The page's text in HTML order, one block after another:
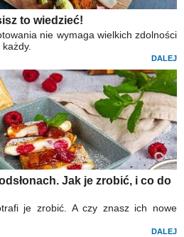
to wiedzieć!
nie wymaga wielkich zdolności
DALEJ
Jak je zrobić, i co do
je zrobić. A czy znasz ich nowe
DALEJ